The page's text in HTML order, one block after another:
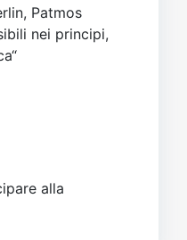
Patmos
nei principi,
alla